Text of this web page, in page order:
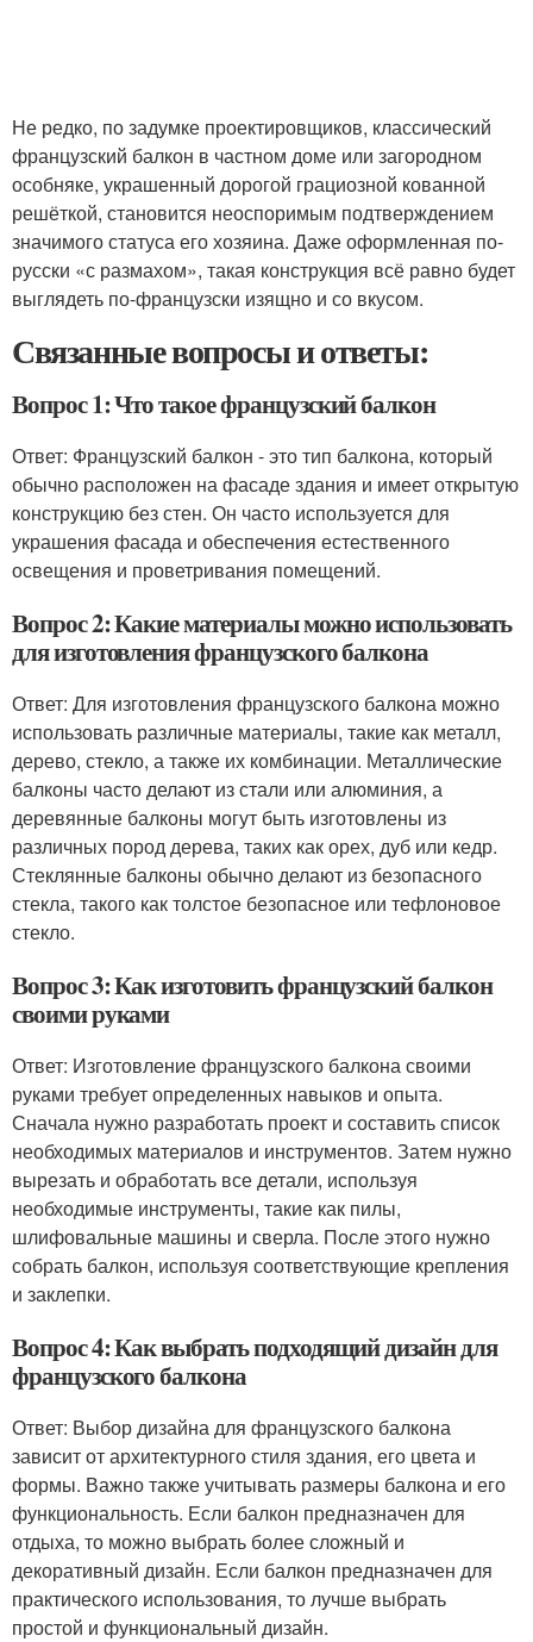
Не редко, по задумке проектировщиков, классический
французский балкон в частном доме или загородном
особняке, украшенный дорогой грациозной кованной
решёткой, становится неоспоримым подтверждением
значимого статуса его хозяина. Даже оформленная по-
русски «с размахом», такая конструкция всё равно будет
выглядеть по-французски изящно и со вкусом.
Связанные вопросы и ответы:
Вопрос 1: Что такое французский балкон
Ответ: Французский балкон - это тип балкона, который
обычно расположен на фасаде здания и имеет открытую
конструкцию без стен. Он часто используется для
украшения фасада и обеспечения естественного
освещения и проветривания помещений.
Вопрос 2: Какие материалы можно использовать
для изготовления французского балкона
Ответ: Для изготовления французского балкона можно
использовать различные материалы, такие как металл,
дерево, стекло, а также их комбинации. Металлические
балконы часто делают из стали или алюминия, а
деревянные балконы могут быть изготовлены из
различных пород дерева, таких как орех, дуб или кедр.
Стеклянные балконы обычно делают из безопасного
стекла, такого как толстое безопасное или тефлоновое
стекло.
Вопрос 3: Как изготовить французский балкон
своими руками
Ответ: Изготовление французского балкона своими
руками требует определенных навыков и опыта.
Сначала нужно разработать проект и составить список
необходимых материалов и инструментов. Затем нужно
вырезать и обработать все детали, используя
необходимые инструменты, такие как пилы,
шлифовальные машины и сверла. После этого нужно
собрать балкон, используя соответствующие крепления
и заклепки.
Вопрос 4: Как выбрать подходящий дизайн для
французского балкона
Ответ: Выбор дизайна для французского балкона
зависит от архитектурного стиля здания, его цвета и
формы. Важно также учитывать размеры балкона и его
функциональность. Если балкон предназначен для
отдыха, то можно выбрать более сложный и
декоративный дизайн. Если балкон предназначен для
практического использования, то лучше выбрать
простой и функциональный дизайн.